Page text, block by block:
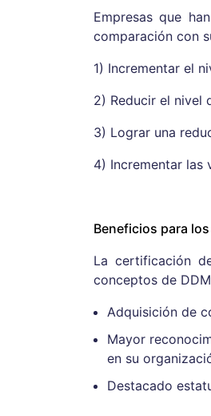
Empresas que
comparación con
1) Incrementar el
2) Reducir el nivel
3) Lograr una
4) Incrementar las
Beneficios para
La certificación
conceptos de
Adquisición de
Mayor
en su
Destacado